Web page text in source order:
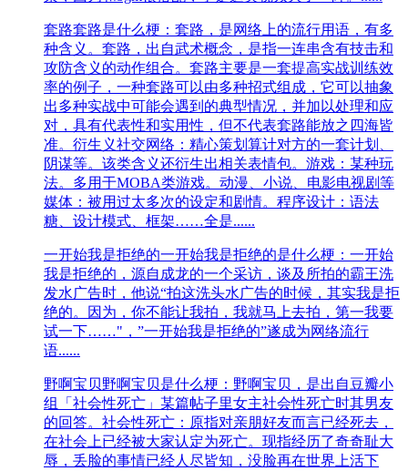
套路套路是什么梗：套路，是网络上的流行用语，有多
种含义。套路，出自武术概念，是指一连串含有技击和
攻防含义的动作组合。套路主要是一套提高实战训练效
率的例子，一种套路可以由多种招式组成，它可以抽象
出多种实战中可能会遇到的典型情况，并加以处理和应
对，具有代表性和实用性，但不代表套路能放之四海皆
准。衍生义社交网络：精心策划算计对方的一套计划、
阴谋等。该类含义还衍生出相关表情包。游戏：某种玩
法。多用于MOBA类游戏。动漫、小说、电影电视剧等
媒体：被用过太多次的设定和剧情。程序设计：语法
糖、设计模式、框架……全是......
一开始我是拒绝的一开始我是拒绝的是什么梗：一开始
我是拒绝的，源自成龙的一个采访，谈及所拍的霸王洗
发水广告时，他说“拍这洗头水广告的时候，其实我是拒
绝的。因为，你不能让我拍，我就马上去拍，第一我要
试一下……"，”一开始我是拒绝的”遂成为网络流行
语......
野啊宝贝野啊宝贝是什么梗：野啊宝贝，是出自豆瓣小
组「社会性死亡」某篇帖子里女主社会性死亡时其男友
的回答。社会性死亡：原指对亲朋好友而言已经死去，
在社会上已经被大家认定为死亡。现指经历了奇奇耻大
辱，丢脸的事情已经人尽皆知，没脸再在世界上活下